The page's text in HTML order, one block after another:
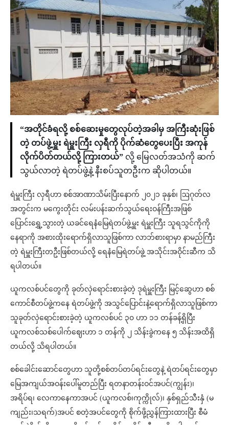
“အတိုင်ခံရလို့ စစ်ဆေးမှုတွေလုပ်တဲ့အခါမှ အကြီးဆုံးဖြစ်
တဲ့ တပ်ဖွဲ့မှူး ရဲမှူးကြီး လှရီကို ပိုက်ဆံတွေပေးပြီး အကုန်
လိုက်ပိတ်တယ်လို့ ကြားတယ်” လို့ မြေလတ်အသံကို ဆက်
သွယ်လာတဲ့ ရဲတပ်ဖွဲ့နဲ့ နီးစပ်သူတဦးက ဆိုပါတယ်။
ရဲမှူးကြီး လှရီဟာ စစ်အာဏာသိမ်းပြီးနောက် ၂၀၂၁ ခုနှစ်၊ ဩဂုတ်လ
အတွင်းက မကွေးတိုင်း လမ်းပန်းဆက်သွယ်ရေးဝန်ကြီးအဖြစ်
ပြောင်းရွှေ့သွားတဲ့ ယခင်ရေနံမြေရဲတပ်ဖွဲ့မှူး ရဲမှူးကြီး သူရသွင်ကိုကို
နေရာကို အစားထိုးရောက်ရှိလာသူဖြစ်ကာ လာဘ်စားရာမှာ နာမည်ကြီး
တဲ့ ရဲမှူးကြီးတဦးဖြစ်တယ်လို့ ရေနံမြေရဲတပ်ဖွဲ့ အသိုင်းအဝိုင်းဆီက သိ
ရပါတယ်။
ယူကလစ်ပင်တွေကို ခုတ်လှဲ‌ရောင်းစားခဲ့တဲ့ ဒုရဲမှူးကြီး မြင့်ဆွေဟာ စစ်
ကောင်စီတပ်ဖွဲ့ကနေ ရဲတပ်ဖွဲ့ကို အသွင်ပြောင်းနဲ့ရောက်ရှိလာသူဖြစ်ကာ
သူခုတ်လှဲရောင်းစားခဲ့တဲ့ ယူကလစ်ပင် ၃၀ ဟာ ၁၁ တန်ခန့်ရှိပြီး
ယူကလစ်သစ်ပေါက်ဈေးဟာ ၁ တန်ကို ၂ သိန်းခွဲကနေ ၅ သိန်းအထိရှိ
တယ်လို့ သိရပါတယ်။
စစ်ခေါင်းဆောင်တွေဟာ သူတို့စစ်တပ်တပ်ရင်းတွေနဲ့ ရဲတပ်ရင်းတွေမှာ
မြေအကျယ်အဝန်းပေါ်မူတည်ပြီး ရတနာတန်းဝင်အပင်(ကျွန်း)၊
အရိပ်ရ၊ လေကာနေကာအပင် (ယူကလစ်၊ကုက္ကိုလ်)၊ နှစ်ရှည်သီးနှံ (မ
ကျည်း၊သရက်)အပင် စတဲ့အပင်တွေကို စိုက်ဖို့ညွှန်ကြားထားပြီး စီမံ